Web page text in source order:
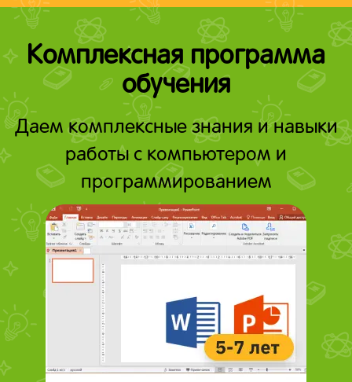
Комплексная программа
обучения
Даем комплексные знания и навыки
работы с компьютером и
программированием